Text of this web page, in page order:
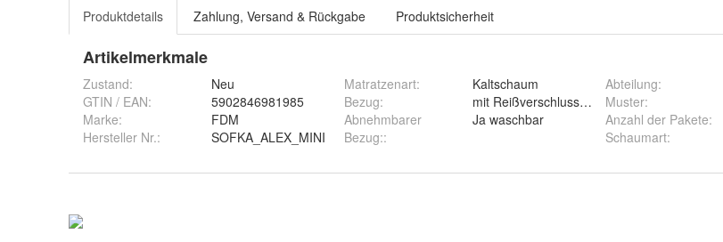
Produktdetails Zahlung, Versand & Rückgabe Produktsicherheit
Artikelmerkmale
Zustand:
Neu
GTIN / EAN:
5902846981985
Marke:
FDM
Hersteller Nr.:
SOFKA_ALEX_MINI
Matratzenart:
Kaltschaum
Bezug:
mit Reißverschluss abnehmbar und waschbar
Abnehmbarer
Bezug::
Ja waschbar
Abteilung:
Muster:
Anzahl der Pakete:
Schaumart: